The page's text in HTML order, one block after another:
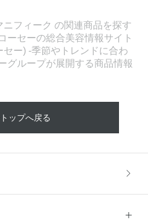
フィーク の関連商品を探す
ーセーの総合美容情報サイト
ー) -季節やトレンドに合わ
グループが展開する商品情報
ップへ戻る